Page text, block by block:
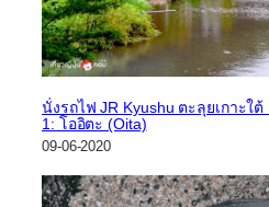
นั่งรถไฟ JR Kyushu ตะลุยเกาะใ
1: โออิตะ (Oita)
09-06-2020